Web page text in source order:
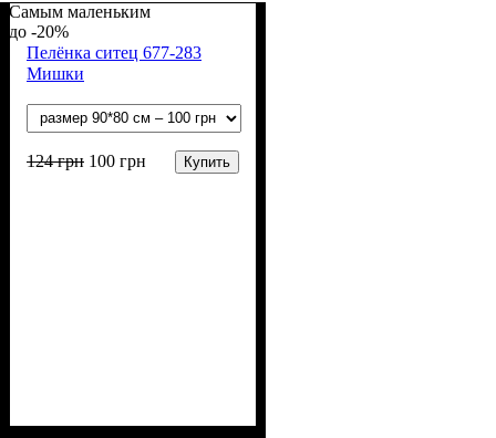
Самым маленьким
-20%
Пелёнка ситец 677-283
Мишки
124грн 100 грн Купить